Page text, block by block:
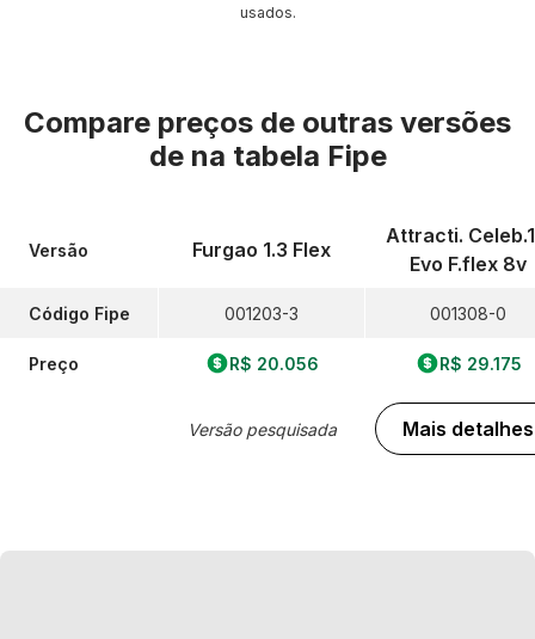
usados.
Compare preços de outras versões
de na tabela Fipe
Versão
Código Fipe
Preço
Furgao 1.3 Flex
001203-3
R$ 20.056
Versão pesquisada
Attracti.
Evo F.flex 8v
001308-0
R$ 29.175
Mais detalhes